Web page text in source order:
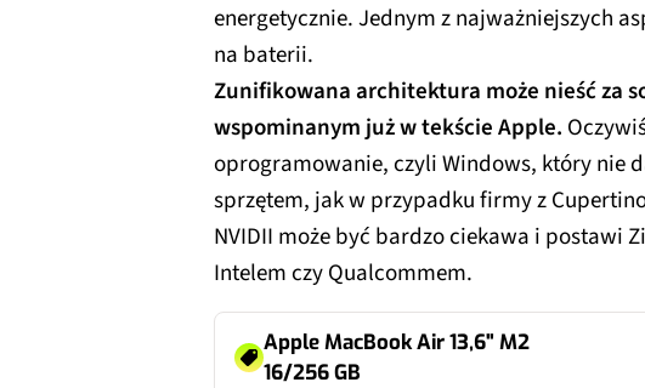
energetycznie. Jednym z najważniejszych
na baterii.
Zunifikowana architektura może nieść za
wspominanym już w tekście Apple.
oprogramowanie, czyli Windows, który nie
sprzętem, jak w przypadku firmy z
NVIDII może być bardzo ciekawa i postawi
Intelem czy Qualcommem.
Apple MacBook Air 13,6" M2
16/256 GB